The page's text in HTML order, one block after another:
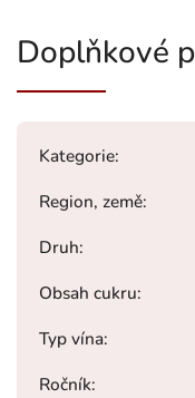
Doplňkové
Kategorie:
Region, země:
Druh:
Obsah cukru:
Typ vína:
Ročník: